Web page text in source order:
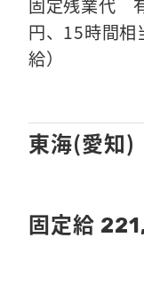
固定残業代
円、15時間相
給）
東海(愛知)
固定給